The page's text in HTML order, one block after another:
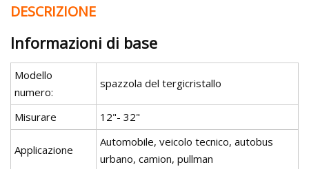
DESCRIZIONE
Informazioni di base
Modello
numero:
spazzola del tergicristallo
Misurare 12"- 32"
Applicazione
Automobile, veicolo tecnico, autobus
urbano, camion, pullman